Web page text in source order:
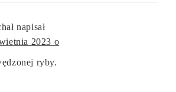
napisał
2023 o
ryby.